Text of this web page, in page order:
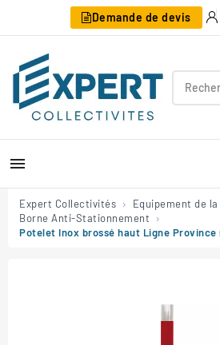
Demande de devis

Expert Collectivités
Equipement de
Borne Anti-Stationnement
Potelet Inox brossé haut Ligne Province